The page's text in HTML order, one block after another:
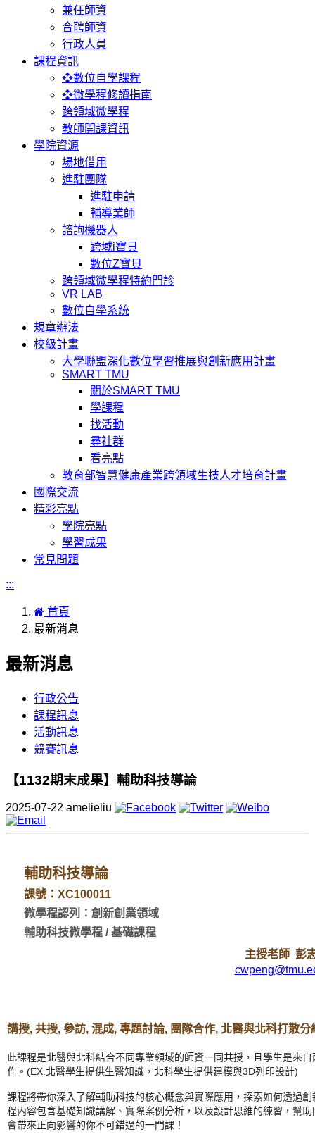
兼任師資
合聘師資
行政人員
課程資訊
❖數位自學課程
❖微學程修讀指南
跨領域微學程
教師開課資訊
學院資源
場地借用
進駐團隊
進駐申請
輔導業師
諮詢機器人
跨域i寶貝
數位Z寶貝
跨領域微學程特約門診
VR LAB
數位自學系統
規章辦法
校級計畫
大學聯盟深化數位學習推展與創新應用計畫
SMART TMU
關於SMART TMU
學課程
找活動
尋社群
看亮點
教育部智慧健康產業跨領域生技人才培育計畫
國際交流
精彩亮點
學院亮點
學習成果
常見問題
:::
首頁
最新消息
最新消息
行政公告
課程訊息
活動訊息
競賽訊息
【1132期末成果】輔助科技導論
2025-07-22 amelieliu
輔助科技導論
課號：XC100011
微學程認列：創新創業領域
輔助科技微學程 / 基礎課程
主授老師 彭
講授, 共授, 參訪, 混成, 專題討論, 團隊合作, 北醫與北科打散
此課程是北醫與北科結合不同專業領域的師資一同共授，且學生是來
作。(EX.北醫學生提供生醫知識，北科學生提供建模與3D列印設計)
課程將帶你深入了解輔助科技的核心概念與實際應用，探索如何透過
程內容包含基礎知識講解、實際案例分析，以及設計思維的練習，幫
會帶來正向影響的你不可錯過的一門課！